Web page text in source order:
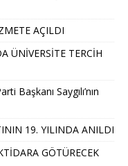
AÇILDI
ÜNİVERSİTE TERCİH
Başkanı Saygılı’nın
19. YILINDA ANILDI
GÖTÜRECEK